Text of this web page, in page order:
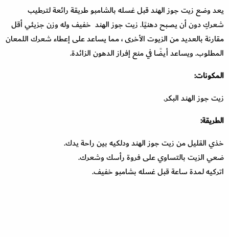
يعد وضع زيت جوز الهند قبل غسله بالشامبو طريقة رائعة لترطيب
شعركِ دون أن يصبح دهنيًا. زيت جوز الهند خفيف وله وزن جزيئي أقل
مقارنة بالعديد من الزيوت الأخرى ، مما يساعد على إعطاء شعرك اللمعان
المطلوب. ويساعد أيضًا في منع إفراز الدهون الزائدة.
المكونات:
زيت جوز الهند البكر.
الطريقة:
خذي القليل من زيت جوز الهند ودلكيه بين راحة يدك.
ضعي الزيت بالتساوي على فروة رأسك وشعرك.
اتركيه لمدة ساعة قبل غسله بشامبو خفيف.